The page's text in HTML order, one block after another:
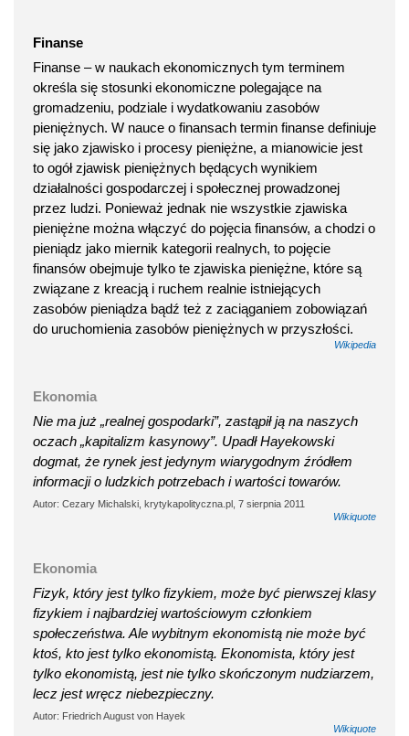
Finanse
Finanse – w naukach ekonomicznych tym terminem
określa się stosunki ekonomiczne polegające na
gromadzeniu, podziale i wydatkowaniu zasobów
pieniężnych. W nauce o finansach termin finanse definiuje
się jako zjawisko i procesy pieniężne, a mianowicie jest
to ogół zjawisk pieniężnych będących wynikiem
działalności gospodarczej i społecznej prowadzonej
przez ludzi. Ponieważ jednak nie wszystkie zjawiska
pieniężne można włączyć do pojęcia finansów, a chodzi o
pieniądz jako miernik kategorii realnych, to pojęcie
finansów obejmuje tylko te zjawiska pieniężne, które są
związane z kreacją i ruchem realnie istniejących
zasobów pieniądza bądź też z zaciąganiem zobowiązań
do uruchomienia zasobów pieniężnych w przyszłości.
Wikipedia
Ekonomia
Nie ma już „realnej gospodarki”, zastąpił ją na naszych
oczach „kapitalizm kasynowy”. Upadł Hayekowski
dogmat, że rynek jest jedynym wiarygodnym źródłem
informacji o ludzkich potrzebach i wartości towarów.
Autor: Cezary Michalski, krytykapolityczna.pl, 7 sierpnia 2011
Wikiquote
Ekonomia
Fizyk, który jest tylko fizykiem, może być pierwszej klasy
fizykiem i najbardziej wartościowym członkiem
społeczeństwa. Ale wybitnym ekonomistą nie może być
ktoś, kto jest tylko ekonomistą. Ekonomista, który jest
tylko ekonomistą, jest nie tylko skończonym nudziarzem,
lecz jest wręcz niebezpieczny.
Autor: Friedrich August von Hayek
Wikiquote